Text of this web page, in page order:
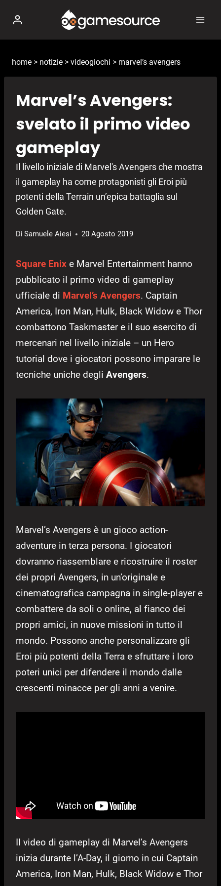
contenuto
home > notizie > videogiochi > marvel’s avengers
Marvel’s Avengers:
svelato il primo video
gameplay
Il livello iniziale di Marvel's Avengers che mostra
il gameplay ha come protagonisti gli Eroi più
potenti della Terrain un’epica battaglia sul
Golden Gate.
Di Samuele Aiesi 20 Agosto 2019
Square Enix e Marvel Entertainment hanno
pubblicato il primo video di gameplay
ufficiale di Marvel’s Avengers. Captain
America, Iron Man, Hulk, Black Widow e Thor
combattono Taskmaster e il suo esercito di
mercenari nel livello iniziale – un Hero
tutorial dove i giocatori possono imparare le
tecniche uniche degli Avengers.
Marvel’s Avengers è un gioco action-
adventure in terza persona. I giocatori
dovranno riassemblare e ricostruire il roster
dei propri Avengers, in un’originale e
cinematografica campagna in single-player e
combattere da soli o online, al fianco dei
propri amici, in nuove missioni in tutto il
mondo. Possono anche personalizzare gli
Eroi più potenti della Terra e sfruttare i loro
poteri unici per difendere il mondo dalle
crescenti minacce per gli anni a venire.
Il video di gameplay di Marvel’s Avengers
inizia durante l’A-Day, il giorno in cui Captain
America, Iron Man, Hulk, Black Widow e Thor